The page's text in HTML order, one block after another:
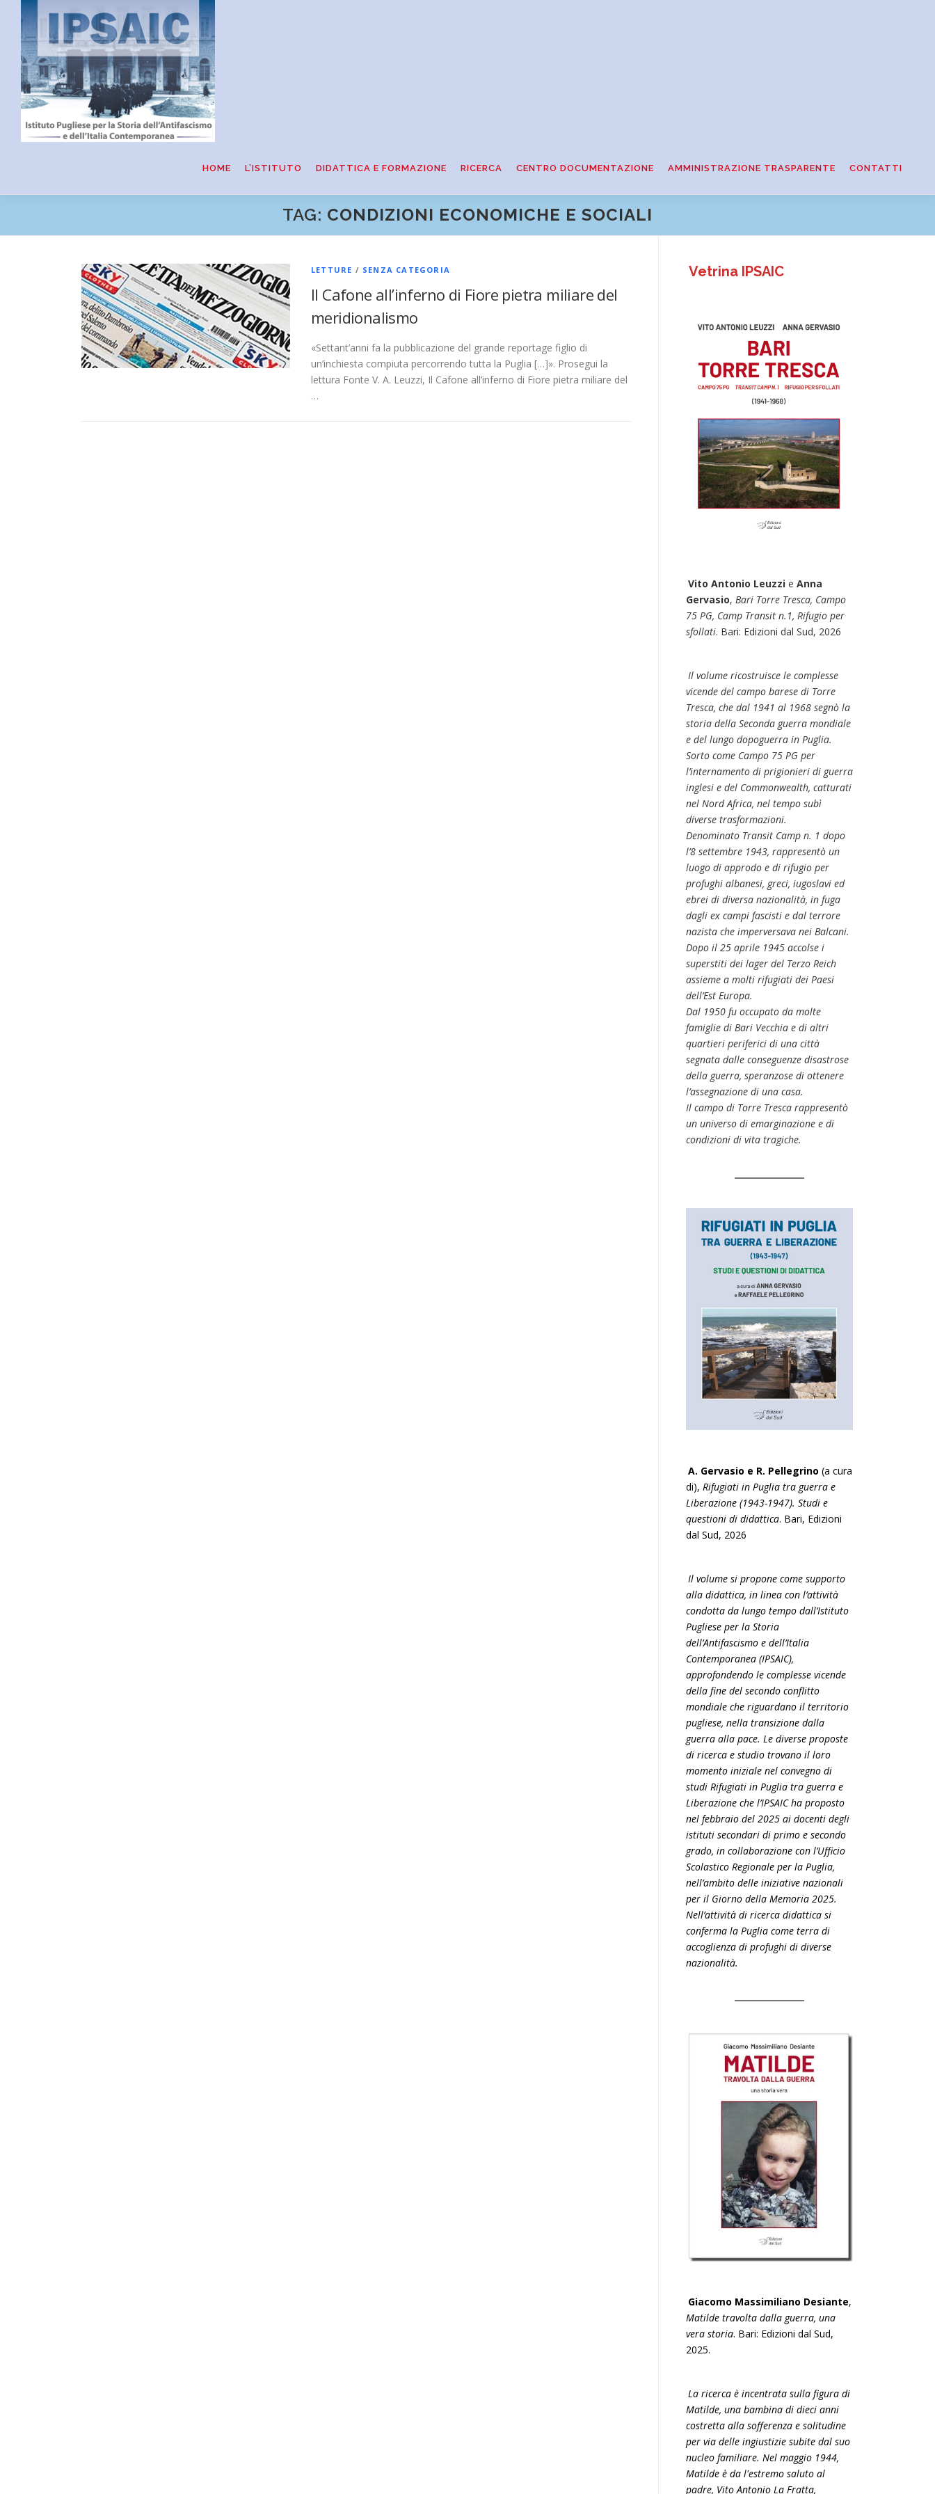
Passa
contenuto
HOME L’ISTITUTO DIDATTICA E FORMAZIONE RICERCA CENTRO DOCUMENTAZIONE AMMINISTRAZIONE TRASPARENTE CONTATTI
TAG: CONDIZIONI ECONOMICHE E SOCIALI
LETTURE / SENZA CATEGORIA
Il Cafone all’inferno di Fiore pietra miliare del
meridionalismo
«Settant’anni fa la pubblicazione del grande reportage figlio di
un’inchiesta compiuta percorrendo tutta la Puglia […]». Prosegui la
lettura Fonte V. A. Leuzzi, Il Cafone all’inferno di Fiore pietra miliare del
…
Vetrina IPSAIC
Vito Antonio Leuzzie Anna
Gervasio, Bari Torre Tresca, Campo
75 PG, Camp Transit n.1, Rifugio per
sfollati. Bari: Edizioni dal Sud, 2026
Il volume ricostruisce le complesse
vicende del campo barese di Torre
Tresca, che dal 1941 al 1968 segnò la
storia della Seconda guerra mondiale
e del lungo dopoguerra in Puglia.
Sorto come Campo 75 PG per
l’internamento di prigionieri di guerra
inglesi e del Commonwealth, catturati
nel Nord Africa, nel tempo subì
diverse trasformazioni.
Denominato Transit Camp n. 1 dopo
l’8 settembre 1943, rappresentò un
luogo di approdo e di rifugio per
profughi albanesi, greci, iugoslavi ed
ebrei di diversa nazionalità, in fuga
dagli ex campi fascisti e dal terrore
nazista che imperversava nei Balcani.
Dopo il 25 aprile 1945 accolse i
superstiti dei lager del Terzo Reich
assieme a molti rifugiati dei Paesi
dell’Est Europa.
Dal 1950 fu occupato da molte
famiglie di Bari Vecchia e di altri
quartieri periferici di una città
segnata dalle conseguenze disastrose
della guerra, speranzose di ottenere
l’assegnazione di una casa.
Il campo di Torre Tresca rappresentò
un universo di emarginazione e di
condizioni di vita tragiche.
A. Gervasio e R. Pellegrino (a cura
di), Rifugiati in Puglia tra guerra e
Liberazione (1943-1947). Studi e
questioni di didattica. Bari, Edizioni
dal Sud, 2026
Il volume si propone come supporto
alla didattica, in linea con l’attività
condotta da lungo tempo dall’Istituto
Pugliese per la Storia
dell’Antifascismo e dell’Italia
Contemporanea (IPSAIC),
approfondendo le complesse vicende
della fine del secondo conflitto
mondiale che riguardano il territorio
pugliese, nella transizione dalla
guerra alla pace. Le diverse proposte
di ricerca e studio trovano il loro
momento iniziale nel convegno di
studi Rifugiati in Puglia tra guerra e
Liberazione che l’IPSAIC ha proposto
nel febbraio del 2025 ai docenti degli
istituti secondari di primo e secondo
grado, in collaborazione con l’Ufficio
Scolastico Regionale per la Puglia,
nell’ambito delle iniziative nazionali
per il Giorno della Memoria 2025.
Nell’attività di ricerca didattica si
conferma la Puglia come terra di
accoglienza di profughi di diverse
nazionalità.
Giacomo Massimiliano Desiante,
Matilde travolta dalla guerra, una
vera storia. Bari: Edizioni dal Sud,
2025.
La ricerca è incentrata sulla figura di
Matilde, una bambina di dieci anni
costretta alla sofferenza e solitudine
per via delle ingiustizie subite dal suo
nucleo familiare. Nel maggio 1944,
Matilde è da l'estremo saluto al
padre, Vito Antonio La Fratta,